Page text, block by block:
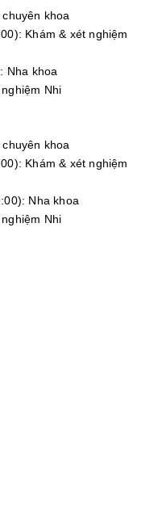
khoa
Khám & xét nghiệm
Nha khoa
Nhi
khoa
Khám & xét nghiệm
Nha khoa
Nhi